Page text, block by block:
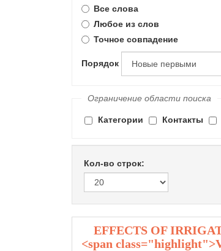
Все слова
Любое из слов
Точное совпадение
Порядок
Ограничение области поиска
Категории Контакты
Кол-во строк:
EFFECTS OF
<span